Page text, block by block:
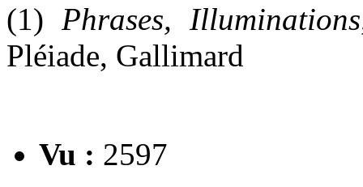
(1) Phrases, Illuminations
Pléiade, Gallimard
Vu : 2597